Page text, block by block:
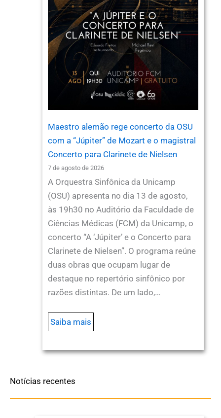
Maestro alemão rege concerto da OSU
com a “Júpiter” de Mozart e o magistral
Concerto para Clarinete de Nielsen
7 de agosto de 2026
A Orquestra Sinfônica da Unicamp
(OSU) apresenta no dia 13 de agosto,
às 19h30 no Auditório da Faculdade de
Ciências Médicas (FCM) da Unicamp, o
concerto “A ‘Júpiter’ e o Concerto para
Clarinete de Nielsen”. O programa reúne
duas obras que ocupam lugar de
destaque no repertório sinfônico por
razões distintas. De um lado,…
Saiba mais
Notícias recentes